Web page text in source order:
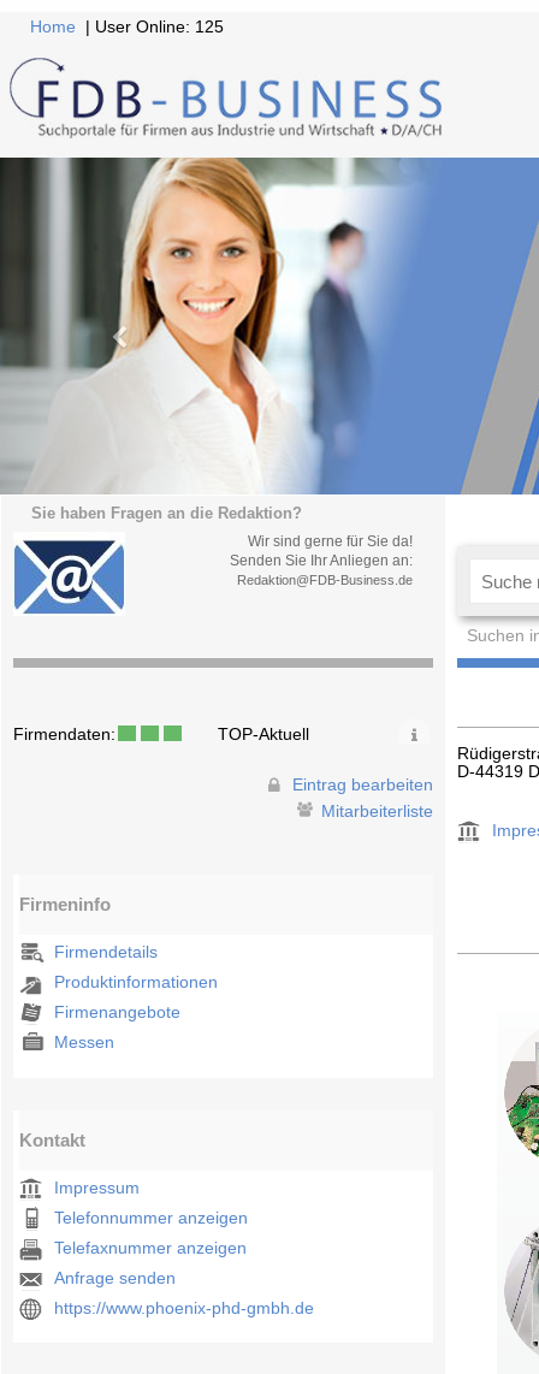
Home | User Online: 125
Sie haben Fragen an die Redaktion?
Wir sind gerne für Sie da!
Senden Sie Ihr Anliegen an:
Redaktion@FDB-Business.de
Suchen
Firmendaten: TOP-Aktuell
Eintrag bearbeiten
Mitarbeiterliste
Firmeninfo
Firmendetails
Produktinformationen
Firmenangebote
Messen
Kontakt
Impressum
Telefonnummer anzeigen
Telefaxnummer anzeigen
Anfrage senden
https://www.phoenix-phd-gmbh.de
D-44319